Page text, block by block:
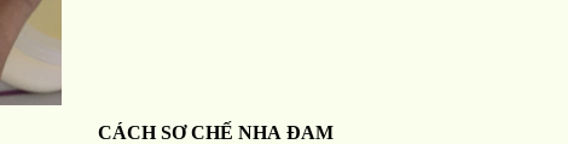
CÁCH SƠ CHẾ NHA ĐAM